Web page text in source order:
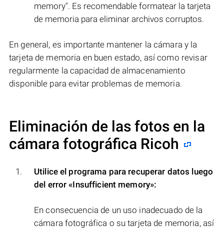
memory". Es recomendable formatear la tarjeta
de memoria para eliminar archivos corruptos.
En general, es importante mantener la cámara y la
tarjeta de memoria en buen estado, así como revisar
regularmente la capacidad de almacenamiento
disponible para evitar problemas de memoria.
Eliminación de las fotos en la
cámara fotográfica Ricoh
Utilice el programa para recuperar datos luego
del error«Insufficient memory»:
En consecuencia de un uso inadecuado de la
cámara fotográfica o su tarjeta de memoria, así